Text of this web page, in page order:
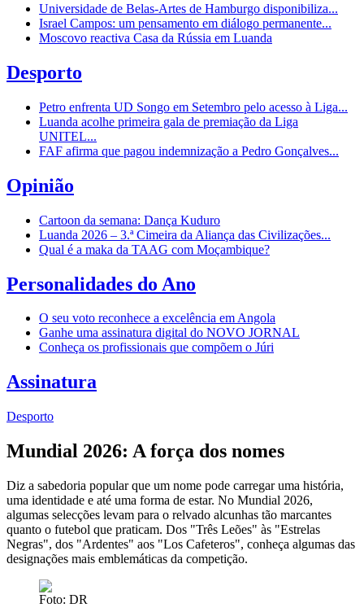
Universidade de Belas-Artes de Hamburgo disponibiliza...
Israel Campos: um pensamento em diálogo permanente...
Moscovo reactiva Casa da Rússia em Luanda
Desporto
Petro enfrenta UD Songo em Setembro pelo acesso à Liga...
Luanda acolhe primeira gala de premiação da Liga
UNITEL...
FAF afirma que pagou indemnização a Pedro Gonçalves...
Opinião
Cartoon da semana: Dança Kuduro
Luanda 2026 – 3.ª Cimeira da Aliança das Civilizações...
Qual é a maka da TAAG com Moçambique?
Personalidades do Ano
O seu voto reconhece a excelência em Angola
Ganhe uma assinatura digital do NOVO JORNAL
Conheça os profissionais que compõem o Júri
Assinatura
Desporto
Mundial 2026: A força dos nomes
Diz a sabedoria popular que um nome pode carregar uma história,
uma identidade e até uma forma de estar. No Mundial 2026,
algumas selecções levam para o relvado alcunhas tão marcantes
quanto o futebol que praticam. Dos "Três Leões" às "Estrelas
Negras", dos "Ardentes" aos "Los Cafeteros", conheça algumas das
designações mais emblemáticas da competição.
Foto: DR